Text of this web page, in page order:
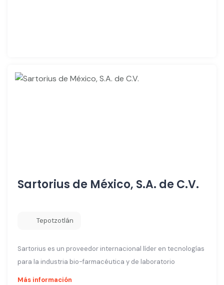
Sartorius de México, S.A. de C.V.
Tepotzotlán
Sartorius es un proveedor internacional líder en tecnologías
para la industria bio-farmacéutica y de laboratorio
Más información